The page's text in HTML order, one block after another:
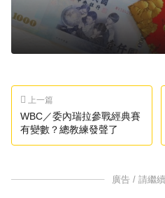
上一篇
WBC／委內瑞拉參戰經典賽
有變數？總教練發聲了
廣告 / 請繼